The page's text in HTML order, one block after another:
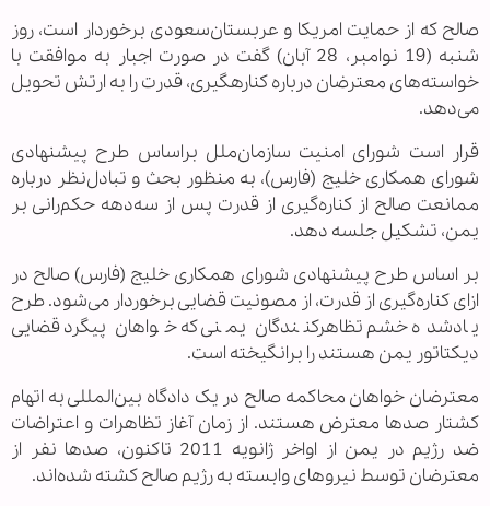
صالح که از حمایت امریکا و عربستان‌سعودی برخوردار است، روز
شنبه (19 نوامبر، 28 آبان) گفت در صورت اجبار به موافقت با
خواسته‌های معترضان درباره کنارهگیری، قدرت را به ارتش تحویل
می‌دهد.
قرار است شورای امنیت سازمان‌ملل براساس طرح پیشنهادی
شورای همکاری خلیج (فارس)، به منظور بحث و تبادل‌نظر درباره
ممانعت صالح از کناره‌گیری از قدرت پس از سه‌دهه حکم‌رانی بر
یمن، تشکیل جلسه دهد.
بر اساس طرح پیشنهادی شورای همکاری خلیج (فارس) صالح در
ازای کناره‌گیری از قدرت، از مصونیت قضایی برخوردار می‌شود. طرح
یادشده خشم تظاهرکنندگان یمنی که خواهان پیگرد قضایی
دیکتاتور یمن هستند را برانگیخته است.
معترضان خواهان محاکمه صالح در یک دادگاه بین‌المللی به اتهام
کشتار صدها معترض هستند. از زمان آغاز تظاهرات‌ و اعتراضات
ضد رژیم در یمن از اواخر ژانویه 2011 تاکنون، صدها نفر از
معترضان توسط نیروهای وابسته به رژیم صالح کشته شده‌اند.